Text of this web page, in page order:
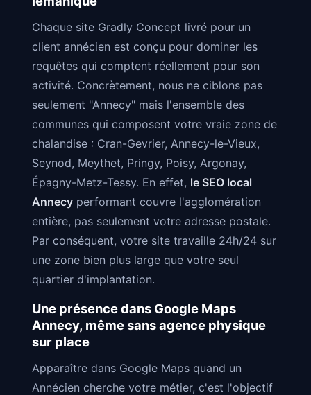
Chaque site Gradly Concept livré pour un
client annécien est conçu pour dominer les
requêtes qui comptent réellement pour son
activité. Concrètement, nous ne ciblons pas
seulement "Annecy" mais l'ensemble des
communes qui composent votre vraie zone de
chalandise : Cran-Gevrier, Annecy-le-Vieux,
Seynod, Meythet, Pringy, Poisy, Argonay,
Épagny-Metz-Tessy. En effet, le SEO local
Annecy performant couvre l'agglomération
entière, pas seulement votre adresse postale.
Par conséquent, votre site travaille 24h/24 sur
une zone bien plus large que votre seul
quartier d'implantation.
Une présence dans Google Maps
Annecy, même sans agence physique
sur place
Apparaître dans Google Maps quand un
Annécien cherche votre métier, c'est l'objectif